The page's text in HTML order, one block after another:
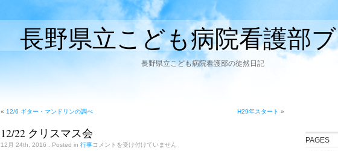
長野県立こども病院看護部
長野県立こども病院看護部の徒然日記
« 12/6 ギター・マンドリンの調べ H29年スタート »
12/22 クリスマス会
12月 24th, 2016 . Posted in 行事12/22
コメントを受け付けていません
PAGES